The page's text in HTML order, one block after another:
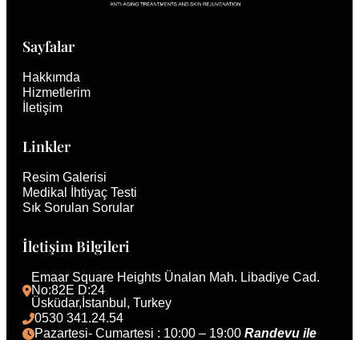
Sayfalar
Hakkımda
Hizmetlerim
İletişim
Linkler
Resim Galerisi
Medikal İhtiyaç Testi
Sık Sorulan Sorular
İletişim Bilgileri
Emaar Square Heights Ünalan Mah. Libadiye Cad.
No:82E D:24
Üsküdar,İstanbul, Turkey
0530 341.24.54
Pazartesi- Cumartesi : 10:00 – 19:00 Randevu ile